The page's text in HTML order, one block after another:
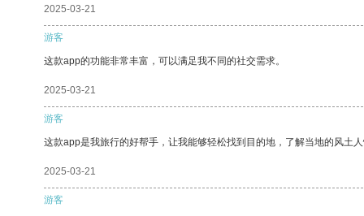
2025-03-21
游客
这款app的功能非常丰富，可以满足我不同的社交需求。
2025-03-21
游客
这款app是我旅行的好帮手，让我能够轻松找到目的地，了解当地的风土
2025-03-21
游客